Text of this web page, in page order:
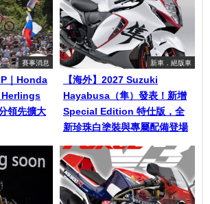
賽事消息
｜Honda
Herlings
領先擴大
新車．絕版車
【海外】2027 Suzuki
Hayabusa（隼）發表！新增
Special Edition 特仕版，全
新珍珠白塗裝與專屬配備登場